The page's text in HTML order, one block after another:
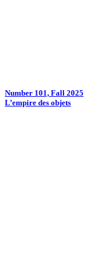
Number 101, Fall 2025
L’empire des objets